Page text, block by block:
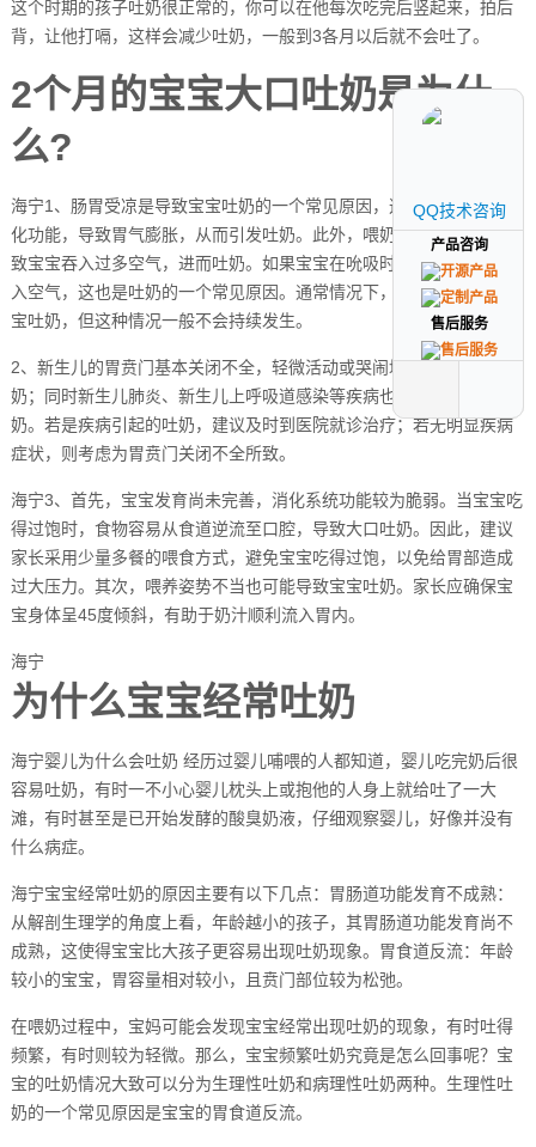
这个时期的孩子吐奶很正常的，你可以在他每次吃完后竖起来，拍后
背，让他打嗝，这样会减少吐奶，一般到3各月以后就不会吐了。
2个月的宝宝大口吐奶是为什
么?
海宁1、肠胃受凉是导致宝宝吐奶的一个常见原因，这会影响宝宝的消
化功能，导致胃气膨胀，从而引发吐奶。此外，喂奶姿势不当也会导
致宝宝吞入过多空气，进而吐奶。如果宝宝在吮吸时平躺，更容易吸
入空气，这也是吐奶的一个常见原因。通常情况下，喂奶过饱会使宝
宝吐奶，但这种情况一般不会持续发生。
2、新生儿的胃贲门基本关闭不全，轻微活动或哭闹均有可能引起吐
奶；同时新生儿肺炎、新生儿上呼吸道感染等疾病也有可能引起吐
奶。若是疾病引起的吐奶，建议及时到医院就诊治疗；若无明显疾病
症状，则考虑为胃贲门关闭不全所致。
海宁3、首先，宝宝发育尚未完善，消化系统功能较为脆弱。当宝宝吃
得过饱时，食物容易从食道逆流至口腔，导致大口吐奶。因此，建议
家长采用少量多餐的喂食方式，避免宝宝吃得过饱，以免给胃部造成
过大压力。其次，喂养姿势不当也可能导致宝宝吐奶。家长应确保宝
宝身体呈45度倾斜，有助于奶汁顺利流入胃内。
海宁
为什么宝宝经常吐奶
海宁婴儿为什么会吐奶 经历过婴儿哺喂的人都知道，婴儿吃完奶后很
容易吐奶，有时一不小心婴儿枕头上或抱他的人身上就给吐了一大
滩，有时甚至是已开始发酵的酸臭奶液，仔细观察婴儿，好像并没有
什么病症。
海宁宝宝经常吐奶的原因主要有以下几点：胃肠道功能发育不成熟：
从解剖生理学的角度上看，年龄越小的孩子，其胃肠道功能发育尚不
成熟，这使得宝宝比大孩子更容易出现吐奶现象。胃食道反流：年龄
较小的宝宝，胃容量相对较小，且贲门部位较为松弛。
在喂奶过程中，宝妈可能会发现宝宝经常出现吐奶的现象，有时吐得
频繁，有时则较为轻微。那么，宝宝频繁吐奶究竟是怎么回事呢？宝
宝的吐奶情况大致可以分为生理性吐奶和病理性吐奶两种。生理性吐
奶的一个常见原因是宝宝的胃食道反流。
QQ技术咨询
产品咨询
售后服务
QQ技术咨询
产品咨询
售后服务